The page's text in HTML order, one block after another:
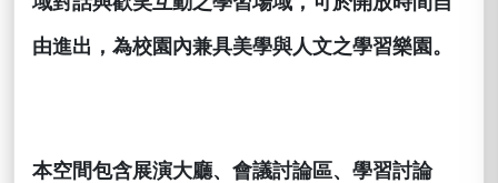
由進出，為校園內兼具美學與人文之學習樂園。
本空間包含展演大廳、會議討論區、學習討論